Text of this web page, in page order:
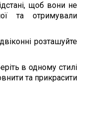
щоб вони не
та отримували
розташуйте
в одному стилі
та прикрасити